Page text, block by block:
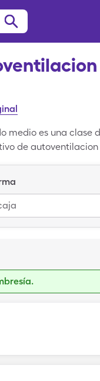
medio es una clase
de
Dispenser es la